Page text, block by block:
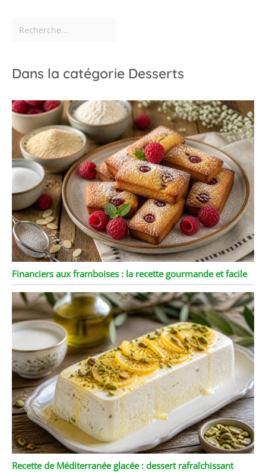
Dans la catégorie Desserts
Financiers aux framboises : la recette gourmande et facile
Recette de Méditerranée glacée : dessert rafraîchissant